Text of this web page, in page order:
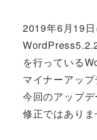
2019年6月19
を行っている
マイナーアッ
今回のアップ
修正ではありま